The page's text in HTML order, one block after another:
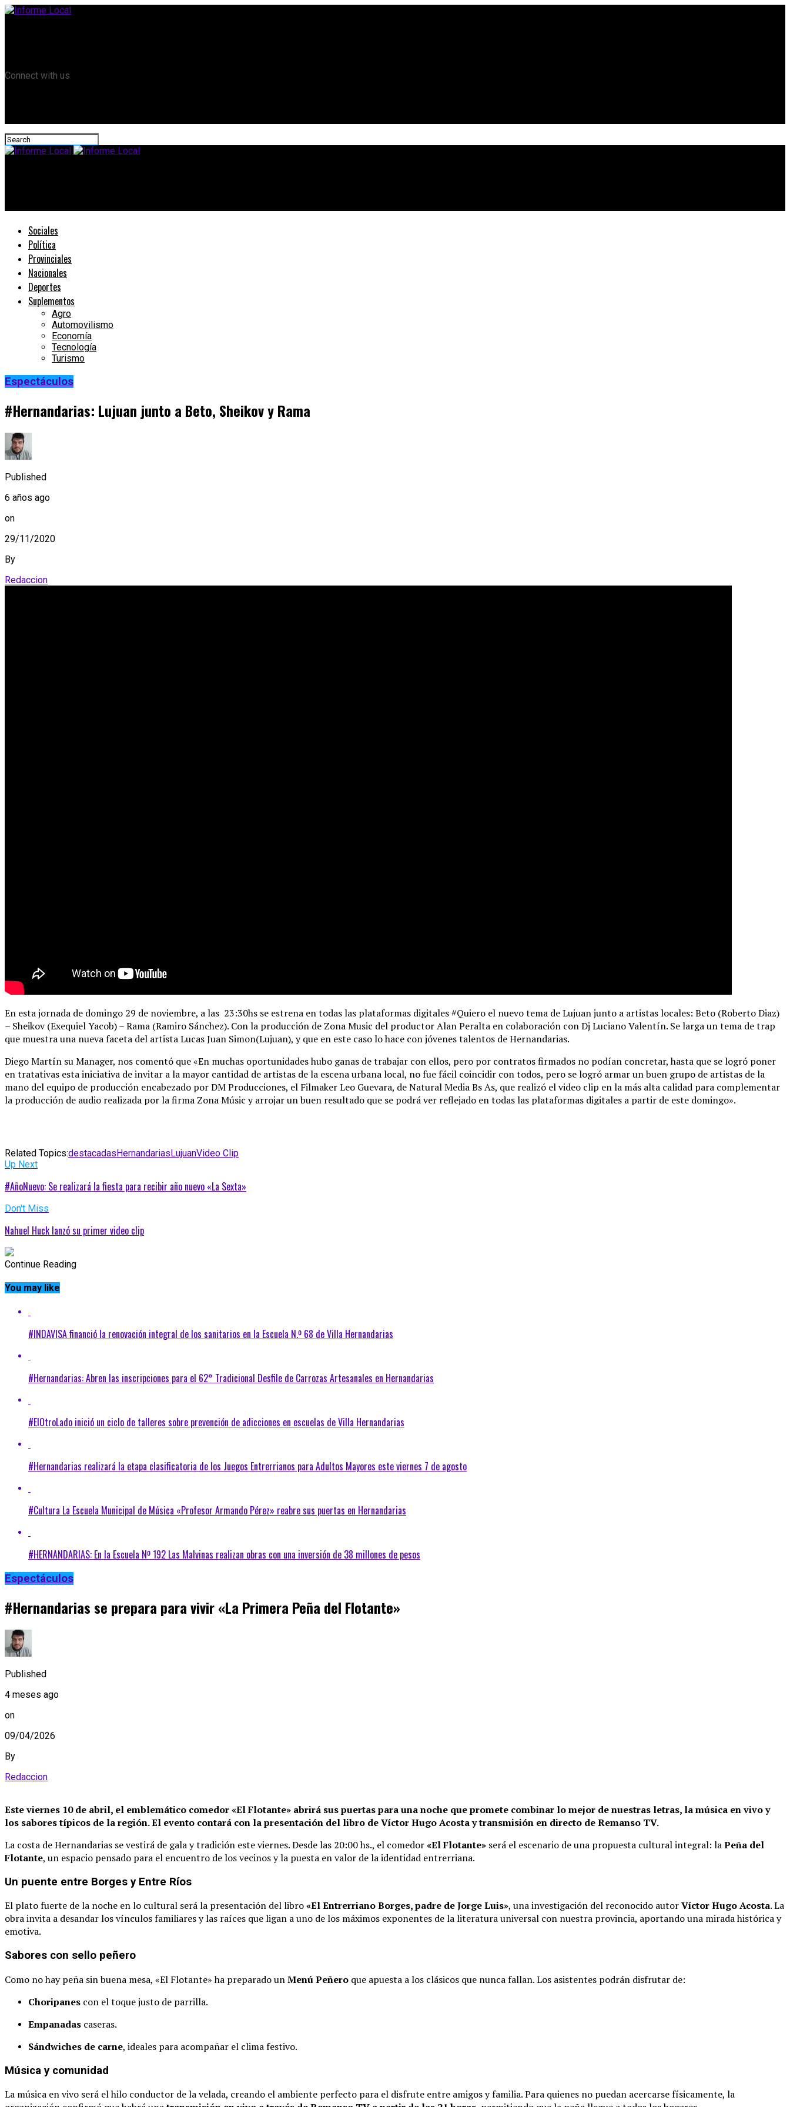
Connect with us
Sociales
Política
Provinciales
Nacionales
Deportes
Suplementos
Agro
Automovilismo
Economía
Tecnología
Turismo
Espectáculos
#Hernandarias: Lujuan junto a Beto, Sheikov y Rama
Published
6 años ago
on
29/11/2020
By
Redaccion
En esta jornada de domingo 29 de noviembre, a las 23:30hs se estrena en todas las plataformas digitales #Quiero el nuevo tema de Lujuan junto a artistas locales: Beto (Roberto Diaz)
– Sheikov (Exequiel Yacob) – Rama (Ramiro Sánchez). Con la producción de Zona Music del productor Alan Peralta en colaboración con Dj Luciano Valentín. Se larga un tema de trap
que muestra una nueva faceta del artista Lucas Juan Simon(Lujuan), y que en este caso lo hace con jóvenes talentos de Hernandarias.
Diego Martín su Manager, nos comentó que «En muchas oportunidades hubo ganas de trabajar con ellos, pero por contratos firmados no podían concretar, hasta que se logró poner
en tratativas esta iniciativa de invitar a la mayor cantidad de artistas de la escena urbana local, no fue fácil coincidir con todos, pero se logró armar un buen grupo de artistas de la
mano del equipo de producción encabezado por DM Producciones, el Filmaker Leo Guevara, de Natural Media Bs As, que realizó el video clip en la más alta calidad para complementar
la producción de audio realizada por la firma Zona Músic y arrojar un buen resultado que se podrá ver reflejado en todas las plataformas digitales a partir de este domingo».
Related Topics:destacadasHernandariasLujuanVideo Clip
Up Next
#AñoNuevo: Se realizará la fiesta para recibir año nuevo «La Sexta»
Don't Miss
Nahuel Huck lanzó su primer video clip
Continue Reading
You may like
#INDAVISA financió la renovación integral de los sanitarios en la Escuela N.º 68 de Villa Hernandarias
#Hernandarias: Abren las inscripciones para el 62° Tradicional Desfile de Carrozas Artesanales en Hernandarias
#ElOtroLado inició un ciclo de talleres sobre prevención de adicciones en escuelas de Villa Hernandarias
#Hernandarias realizará la etapa clasificatoria de los Juegos Entrerrianos para Adultos Mayores este viernes 7 de agosto
#Cultura La Escuela Municipal de Música «Profesor Armando Pérez» reabre sus puertas en Hernandarias
#HERNANDARIAS: En la Escuela Nº 192 Las Malvinas realizan obras con una inversión de 38 millones de pesos
Espectáculos
#Hernandarias se prepara para vivir «La Primera Peña del Flotante»
Published
4 meses ago
on
09/04/2026
By
Redaccion
Este viernes 10 de abril, el emblemático comedor «El Flotante» abrirá sus puertas para una noche que promete combinar lo mejor de nuestras letras, la música en vivo y
los sabores típicos de la región. El evento contará con la presentación del libro de Víctor Hugo Acosta y transmisión en directo de Remanso TV.
La costa de Hernandarias se vestirá de gala y tradición este viernes. Desde las 20:00 hs., el comedor«El Flotante» será el escenario de una propuesta cultural integral: laPeña del
Flotante, un espacio pensado para el encuentro de los vecinos y la puesta en valor de la identidad entrerriana.
Un puente entre Borges y Entre Ríos
El plato fuerte de la noche en lo cultural será la presentación del libro«El Entrerriano Borges, padre de Jorge Luis», una investigación del reconocido autorVíctor Hugo Acosta. La
obra invita a desandar los vínculos familiares y las raíces que ligan a uno de los máximos exponentes de la literatura universal con nuestra provincia, aportando una mirada histórica y
emotiva.
Sabores con sello peñero
Como no hay peña sin buena mesa, «El Flotante» ha preparado unMenú Peñero que apuesta a los clásicos que nunca fallan. Los asistentes podrán disfrutar de:
Choripanes con el toque justo de parrilla.
Empanadas caseras.
Sándwiches de carne, ideales para acompañar el clima festivo.
Música y comunidad
La música en vivo será el hilo conductor de la velada, creando el ambiente perfecto para el disfrute entre amigos y familia. Para quienes no puedan acercarse físicamente, la